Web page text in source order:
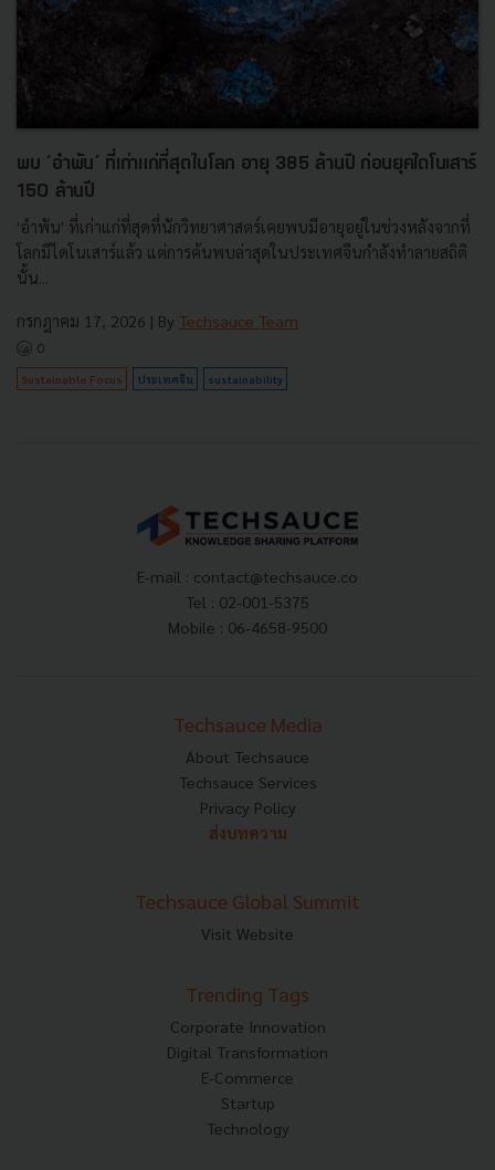
พบ ‘อำพัน’ ที่เก่าแก่ที่สุดในโลก อายุ 385 ล้านปี ก่อนยุคไดโนเสาร์
150 ล้านปี
'อำพัน' ที่เก่าแก่ที่สุดที่นักวิทยาศาสตร์เคยพบมีอายุอยู่ในช่วงหลังจากที่
โลกมีไดโนเสาร์แล้ว แต่การค้นพบล่าสุดในประเทศจีนกำลังทำลายสถิติ
นั้น...
กรกฎาคม 17, 2026 | By Techsauce Team
0
Sustainable Focus ประเทศจีน sustainability
E-mail : contact@techsauce.co
Tel : 02-001-5375
Mobile : 06-4658-9500
Techsauce Media
About Techsauce
Techsauce Services
Privacy Policy
ส่งบทความ
Techsauce Global Summit
Visit Website
Trending Tags
Corporate Innovation
Digital Transformation
E-Commerce
Startup
Technology